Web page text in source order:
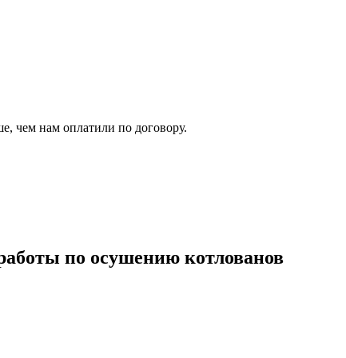
чем нам оплатили по договору.
по осушению котлованов